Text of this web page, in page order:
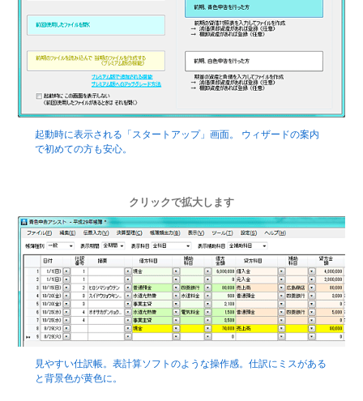
起動時に表示される「スタートアップ」画面。 ウィザードの案内
で初めての方も安心。
クリックで拡大します
見やすい仕訳帳。表計算ソフトのような操作感。仕訳にミスがある
と背景色が黄色に。